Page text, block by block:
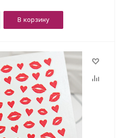
В корзину